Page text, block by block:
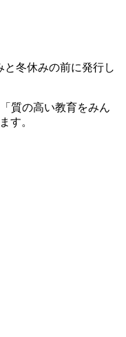
冬休みの前に発行し
質の高い教育をみん
す。